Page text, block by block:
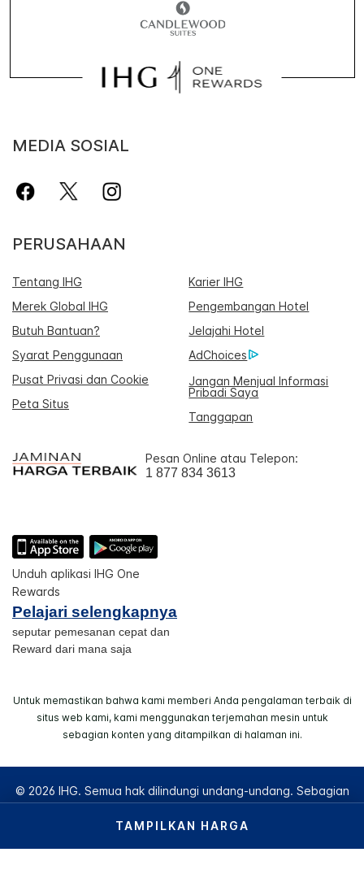
TAMPILKAN HARGA
MEDIA SOSIAL
PERUSAHAAN
Tentang IHG
Karier IHG
Merek Global IHG
Pengembangan Hotel
Butuh Bantuan?
Jelajahi Hotel
Syarat Penggunaan
AdChoices
Pusat Privasi dan Cookie
Jangan Menjual Informasi
Pribadi Saya
Peta Situs
Tanggapan
Pesan Online atau Telepon:
1 877 834 3613
Unduh aplikasi IHG One
Rewards
Pelajari selengkapnya
seputar pemesanan cepat dan
Reward dari mana saja
Untuk memastikan bahwa kami memberi Anda pengalaman terbaik di
situs web kami, kami menggunakan terjemahan mesin untuk
sebagian konten yang ditampilkan di halaman ini.
© 2026 IHG. Semua hak dilindungi undang-undang. Sebagian
besar hotel dimiliki dan dioperasikan secara independen.